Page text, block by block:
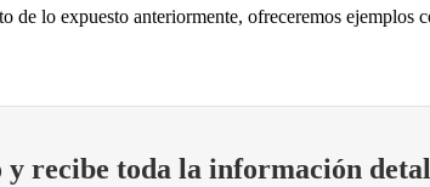
de lo expuesto anteriormente, ofreceremos
recibe toda la información